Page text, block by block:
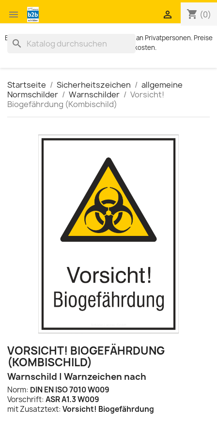
 shopping_cart (0)

Exklusiv für Geschäftskunden. Kein Verkauf an Privatpersonen. Preise
zzgl. MWST und Versandkosten.
search
Startseite Sicherheitszeichen
allgemeine
Normschilder
Warnschilder
Vorsicht!
Biogefährdung (Kombischild)
VORSICHT! BIOGEFÄHRDUNG
(KOMBISCHILD)
Warnschild | Warnzeichen nach
Norm: DIN EN ISO 7010 W009
Vorschrift: ASR A1.3 W009
mit Zusatztext: Vorsicht! Biogefährdung